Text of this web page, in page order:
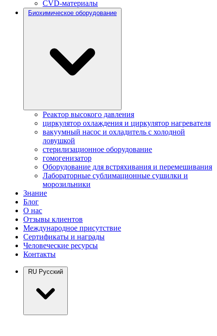
CVD-материалы
Биохимическое оборудование
Реактор высокого давления
циркулятор охлаждения и циркулятор нагревателя
вакуумный насос и охладитель с холодной
ловушкой
стерилизационное оборудование
гомогенизатор
Оборудование для встряхивания и перемешивания
Лабораторные сублимационные сушилки и
морозильники
Знание
Блог
О нас
Отзывы клиентов
Международное присутствие
Сертификаты и награды
Человеческие ресурсы
Контакты
RU Русский